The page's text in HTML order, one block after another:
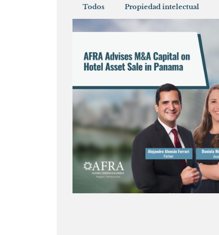
Todos Propiedad intelectual